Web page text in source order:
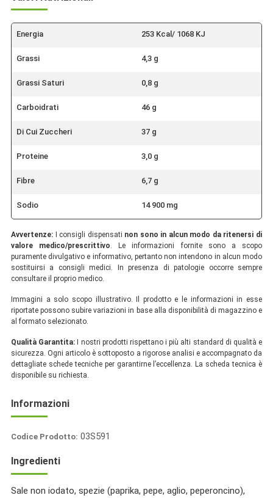
Energia 253 Kcal/ 1068 KJ
Grassi 4,3 g
Grassi Saturi 0,8 g
Carboidrati 46 g
Di Cui Zuccheri 37 g
Proteine 3,0 g
Fibre 6,7 g
Sodio 14 900 mg
Avvertenze: I consigli dispensati non sono in alcun modo da ritenersi di
valore medico/prescrittivo. Le informazioni fornite sono a scopo
puramente divulgativo e informativo, pertanto non intendono in alcun modo
sostituirsi a consigli medici. In presenza di patologie occorre sempre
consultare il proprio medico.
Immagini a solo scopo illustrativo. Il prodotto e le informazioni in esse
riportate possono subire variazioni in base alla disponibilità di magazzino e
al formato selezionato.
Qualità Garantita: I nostri prodotti rispettano i più alti standard di qualità e
sicurezza. Ogni articolo è sottoposto a rigorose analisi e accompagnato da
dettagliate schede tecniche per garantirne l’eccellenza. La scheda tecnica è
disponibile su richiesta.
Informazioni
Codice Prodotto: 03S591
Spezie
Ingredienti
Sale non iodato, spezie (paprika, pepe, aglio, peperoncino),